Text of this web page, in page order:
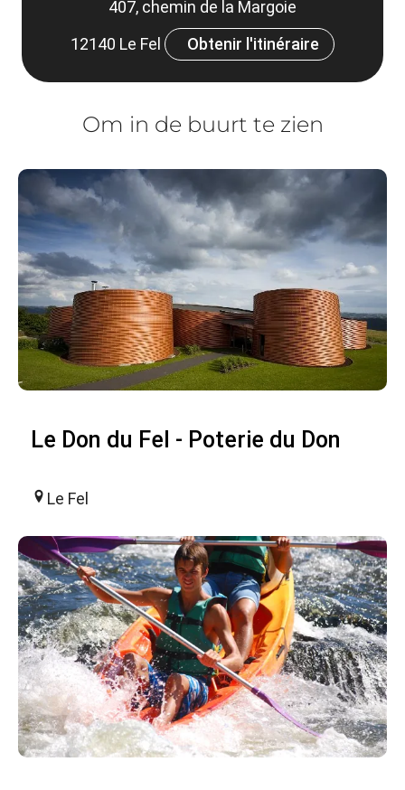
407, chemin de la Margoie
12140 Le Fel
Obtenir l'itinéraire
Om in de buurt te zien
Le Don du Fel - Poterie du Don
Le Fel